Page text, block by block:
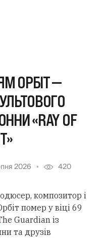
ОРБІТ —
«RAY OF
2026 420
композитор і
помер у віці 69
Guardian із
та друзів